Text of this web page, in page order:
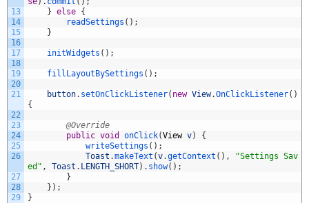
13
14
15
16
17
18
19
20
21
22
23
24
25
26
27
28
29
} else {
readSettings ( ) ;
}
initWidgets ( ) ;
fillLayoutBySettings ( ) ;
button. setOnClickListener( new View.OnClickListener( )
{
@Override
public void onClick(View v)
{
writeSettings ( ) ;
Toast .makeText (v.getContext ( ) ,
"Settings Sav
ed" , Toast . LENGTH_SHORT) . show( ) ;
}
} ) ;
}